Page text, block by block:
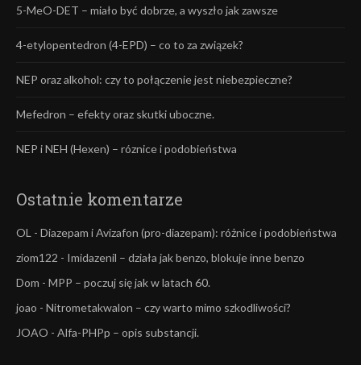
5-MeO-DET – miało być dobrze, a wyszło jak zawsze
4-etylopentedron (4-EPD) – co to za związek?
NEP oraz alkohol: czy to połączenie jest niebezpieczne?
Mefedron – efekty oraz skutki uboczne.
NEP i NEH (Hexen) – róznice i podobieństwa
Ostatnie komentarze
OL - Diazepam i Avizafon (pro-diazepam): różnice i podobieństwa
ziom122 - Imidazenil – działa jak benzo, blokuje inne benzo
Dom - MPP – poczuj się jak w latach 60.
joao - Nitrometakwalon – czy warto mimo szkodliwości?
JOAO - Alfa-PHPp – opis substancji.